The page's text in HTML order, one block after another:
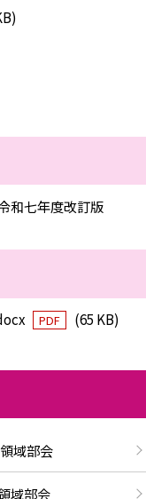
和七年度改訂版
PDF (65 KB)
域部会
域部会